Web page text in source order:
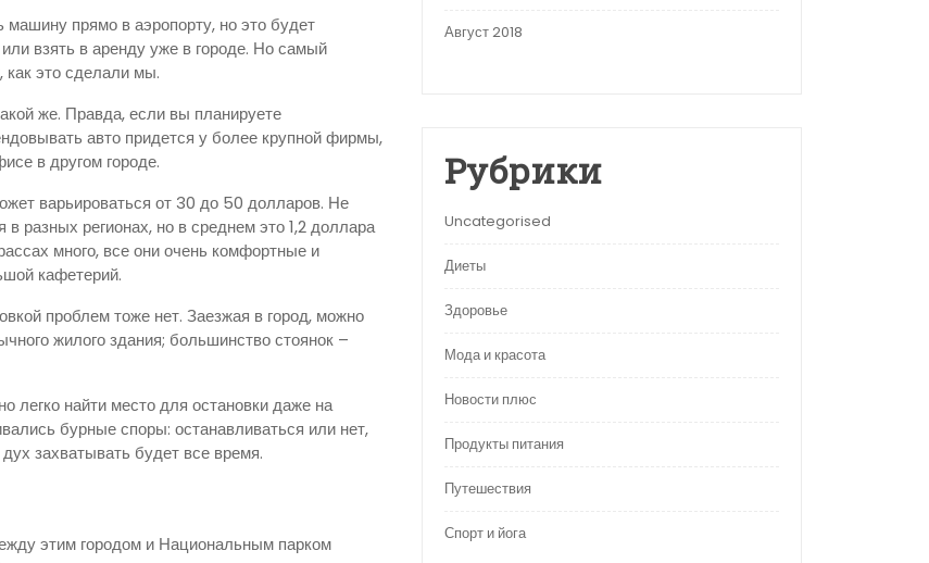
прямо в аэропорту, но это будет
взять в аренду уже в городе. Но самый
это сделали мы.
же. Правда, если вы планируете
авто придется у более крупной фирмы,
в другом городе.
варьироваться от 30 до 50 долларов. Не
разных регионах, но в среднем это 1,2 доллара
много, все они очень комфортные и
кафетерий.
проблем тоже нет. Заезжая в город, можно
жилого здания; большинство стоянок –
найти место для остановки даже на
бурные споры: останавливаться или нет,
захватывать будет все время.
этим городом и Национальным парком
Август 2018
Рубрики
Uncategorised
Диеты
Здоровье
Мода и красота
Новости плюс
Продукты питания
Путешествия
Спорт и йога